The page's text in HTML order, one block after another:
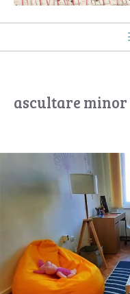
ascultare minor